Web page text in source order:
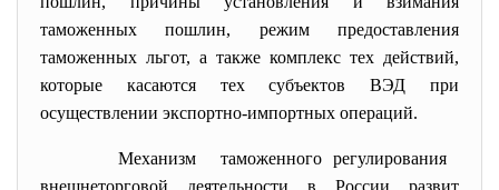
таможенных пошлин, режим предоставления
таможенных льгот, а также комплекс тех действий,
которые касаются тех субъектов ВЭД при
осуществлении экспортно-импортных операций.
Механизм таможенного регулирования
внешнеторговой деятельности в России развит